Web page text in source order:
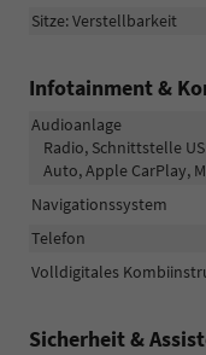
Sitze: Verstellbarkeit
Infotainment &
Audioanlage
Radio, Schnittstelle
Auto, Apple CarPlay,
Navigationssystem
Telefon
Volldigitales
Sicherheit &